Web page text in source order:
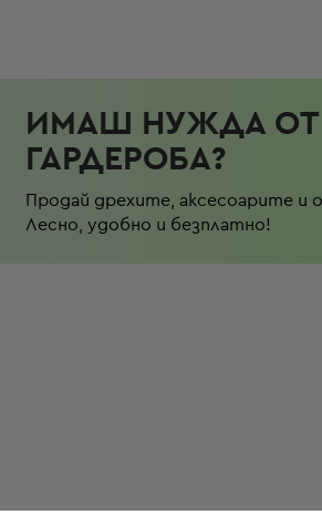
ИМАШ НУЖДА ОТ
ГАРДЕРОБА?
Продай дрехите, аксесоарите и
Лесно, удобно и безплатно!